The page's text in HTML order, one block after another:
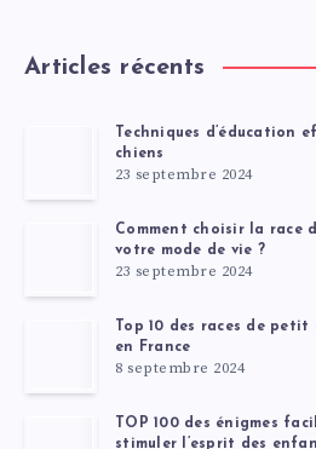
Articles récents
Techniques d’éducation
chiens
23 septembre 2024
Comment choisir la race
votre mode de vie ?
23 septembre 2024
Top 10 des races de
en France
8 septembre 2024
TOP 100 des énigmes
stimuler l’esprit des